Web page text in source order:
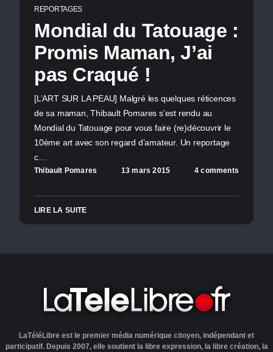
REPORTAGES
Mondial du Tatouage :
Promis Maman, J’ai
pas Craqué !
[L’ART SUR LA PEAU] Malgré les quelques réticences
de sa maman, Thibault Pomares s’est rendu au
Mondial du Tatouage pour vous faire (re)découvrir le
10ème art avec son regard d’amateur. Un reportage
c…
Thibault Pomares 13 mars 2015 4 comments
LIRE LA SUITE
LaTéléLibre est le premier média numérique citoyen, indépendant et
participatif. Depuis 2007, elle soutient la libre expression, la libre création, la